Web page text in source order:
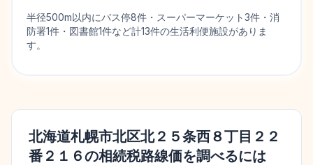
半径500m以内にバス停8件・スーパーマーケット3件・消
防署1件・図書館1件など計13件の生活利便施設がありま
す。
北海道札幌市北区北２５条西８丁目２２
番２１６の相続税路線価を調べるには